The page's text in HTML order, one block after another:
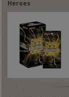
Heroes